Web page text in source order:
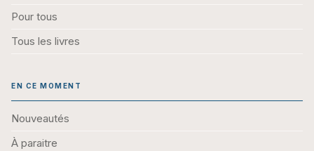
Pour tous
Tous les livres
EN CE MOMENT
Nouveautés
À paraitre